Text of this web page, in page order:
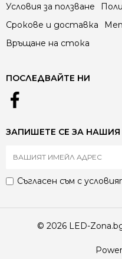
Условия за ползване
Срокове и доставка
Връщане на стока
ПОСЛЕДВАЙТЕ НИ
ЗАПИШЕТЕ СЕ ЗА
Съгласен съм с
© 2026 LED-